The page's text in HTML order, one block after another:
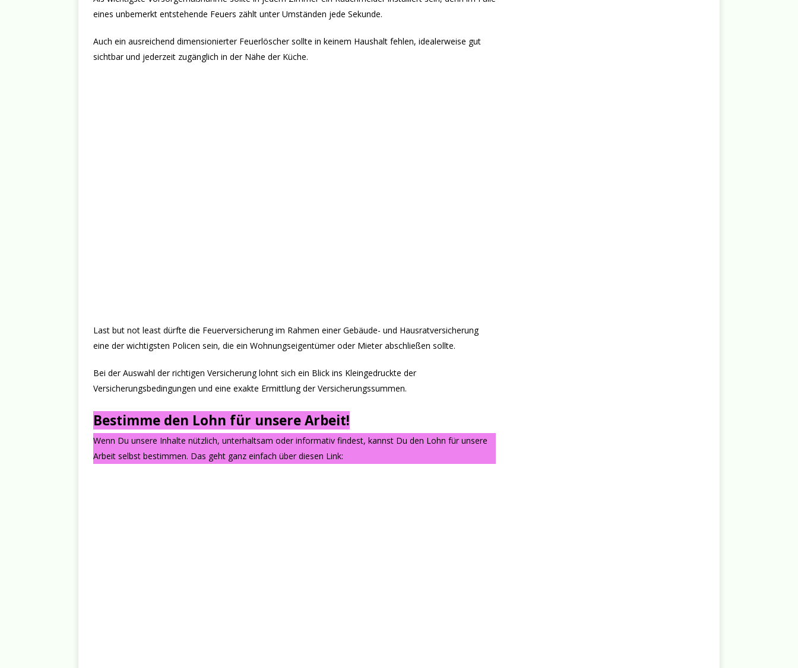
eines unbemerkt entstehende Feuers zählt unter Umständen jede Sekunde.
Auch ein ausreichend dimensionierter Feuerlöscher sollte in keinem Haushalt fehlen, idealerweise gut
sichtbar und jederzeit zugänglich in der Nähe der Küche.
Last but not least dürfte die Feuerversicherung im Rahmen einer Gebäude- und Hausratversicherung
eine der wichtigsten Policen sein, die ein Wohnungseigentümer oder Mieter abschließen sollte.
Bei der Auswahl der richtigen Versicherung lohnt sich ein Blick ins Kleingedruckte der
Versicherungsbedingungen und eine exakte Ermittlung der Versicherungssummen.
Bestimme den Lohn für unsere Arbeit!
Wenn Du unsere Inhalte nützlich, unterhaltsam oder informativ findest, kannst Du den Lohn für unsere
Arbeit selbst bestimmen. Das geht ganz einfach über diesen Link: